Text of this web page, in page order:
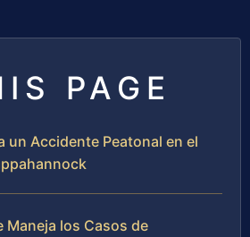
PAGE
un Accidente Peatonal en el
Maneja los Casos de